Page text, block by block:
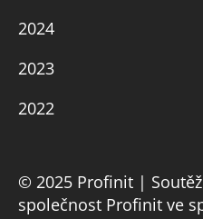
2024
2023
2022
© 2025 Profinit | Soutěž
společnost Profinit ve